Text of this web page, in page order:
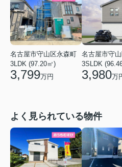
名古屋市守山区永森町
3LDK (97.20㎡)
3,799万円
名古屋市守
3SLDK
3,980万
よく見られている物件